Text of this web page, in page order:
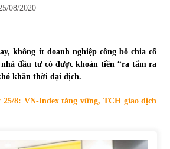
10 mặt hàng Việt Nam xuất khẩu nhiều nhất tháng
ngày 3.6.2022: CTCK mua ròng 28,7 tỷ đồng
06/2022
08/2020
không ít doanh nghiệp công bố chia cổ
đầu tư có được khoản tiền “ra tấm ra
khăn thời đại dịch.
25/8: VN-Index tăng vững, TCH giao dịch